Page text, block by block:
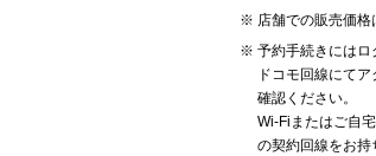
店舗での販売価格
予約手続きにはロ
ドコモ回線にて
確認ください。
Wi-Fiまたはご自
の契約回線をお持